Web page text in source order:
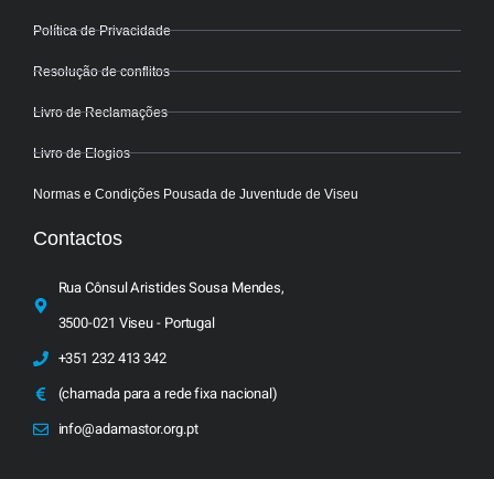
Política de Privacidade
Resolução de conflitos
Livro de Reclamações
Livro de Elogios
Normas e Condições Pousada de Juventude de Viseu
Contactos
Rua Cônsul Aristides Sousa Mendes,
3500-021 Viseu - Portugal
+351 232 413 342
(chamada para a rede fixa nacional)
info@adamastor.org.pt